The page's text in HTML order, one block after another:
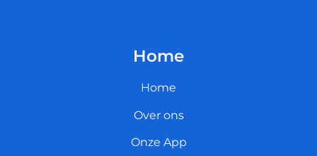
Home
Home
Over ons
Onze App